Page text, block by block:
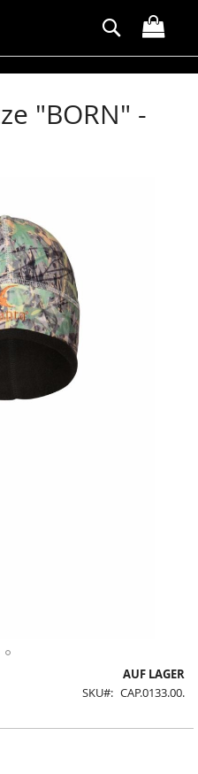
Suche
"BORN" -
AUF LAGER
SKU
CAP.0133.00.